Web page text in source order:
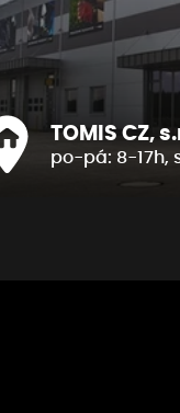
TOMIS CZ,
po-pá: 8-17h,